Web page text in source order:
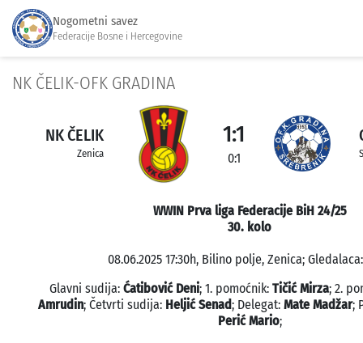
Nogometni savez
Federacije Bosne i Hercegovine
NK ČELIK-OFK GRADINA
NK ČELIK
Zenica
1:1
0:1
WWIN Prva liga Federacije BiH 24/25
30. kolo
08.06.2025 17:30h, Bilino polje, Zenica;
Glavni sudija: Ćatibović Deni; 1. pomoćnik: Tičić Mirza; 2.
Amrudin; Četvrti sudija: Heljić Senad; Delegat: Mate Madžar;
Perić Mario;